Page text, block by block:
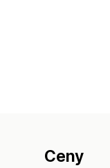
Ceny